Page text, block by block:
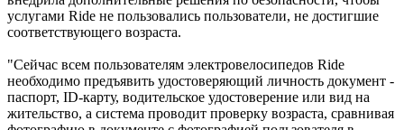
услугами Ride не пользовались пользователи, не достигшие
соответствующего возраста.
"Сейчас всем пользователям электровелосипедов Ride
необходимо предъявить удостоверяющий личность документ -
паспорт, ID-карту, водительское удостоверение или вид на
жительство, а система проводит проверку возраста, сравнивая